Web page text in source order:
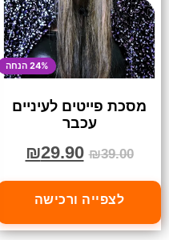
24% הנחה
מסכת פייטים לעיניים
עכבר
₪39.00
₪29.90
לצפייה ורכישה